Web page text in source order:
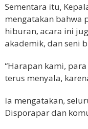
Sementara itu,
mengatakan bahwa
hiburan, acara ini
akademik, dan seni
“Harapan kami,
terus menyala,
Ia mengatakan,
Disporapar dan